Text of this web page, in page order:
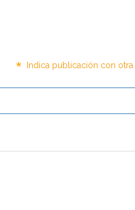
* Indica publicación con